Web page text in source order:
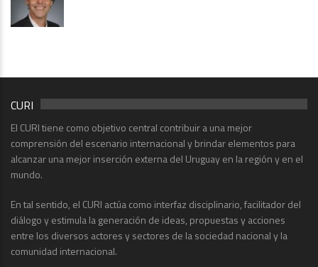
CURI
El CURI tiene como objetivo central contribuir a una mejor
comprensión del escenario internacional y brindar elementos para
alcanzar una mejor inserción externa del Uruguay en la región y en el
mundo.
En tal sentido, el CURI actúa como interfaz disciplinario, facilitador del
diálogo y estimula la generación de ideas, propuestas y acciones
entre los diversos actores y sectores de la sociedad nacional y la
comunidad internacional.